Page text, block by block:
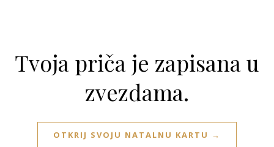
Tvoja priča je zapisana u
zvezdama.
OTKRIJ SVOJU NATALNU KARTU →